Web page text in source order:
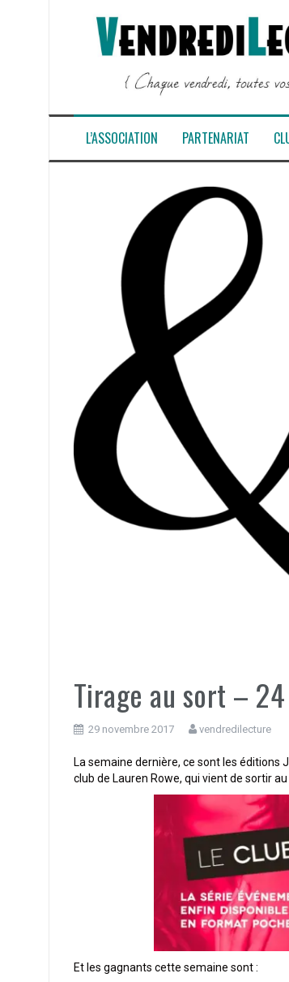
L’ASSOCIATION PARTENARIAT
Tirage au sort –
29 novembre 2017 vendredilecture
La semaine dernière, ce sont les éditions
club de Lauren Rowe, qui vient de sortir
Et les gagnants cette semaine sont :